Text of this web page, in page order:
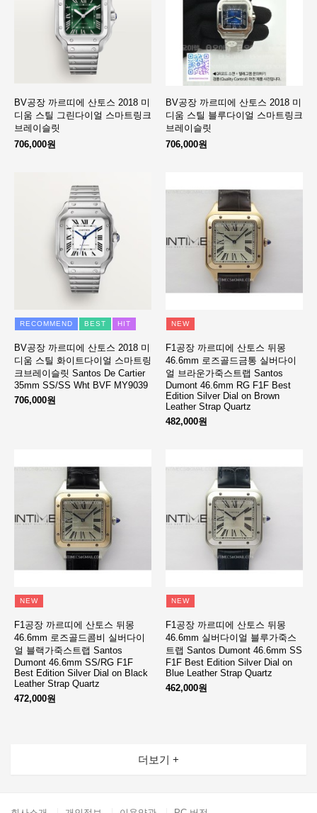
BV공장 까르띠에 산토스 2018 미
디움 스틸 그린다이얼 스마트링크
브레이슬릿
706,000원
BV공장 까르띠에 산토스 2018 미
디움 스틸 블루다이얼 스마트링크
브레이슬릿
706,000원
RECOMMEND BEST HIT
BV공장 까르띠에 산토스 2018 미
디움 스틸 화이트다이얼 스마트링
크브레이슬릿 Santos De Cartier
35mm SS/SS Wht BVF MY9039
706,000원
NEW
F1공장 까르띠에 산토스 뒤몽
46.6mm 로즈골드금통 실버다이
얼 브라운가죽스트랩 Santos
Dumont 46.6mm RG F1F Best
Edition Silver Dial on Brown
Leather Strap Quartz
482,000원
NEW
F1공장 까르띠에 산토스 뒤몽
46.6mm 로즈골드콤비 실버다이
얼 블랙가죽스트랩 Santos
Dumont 46.6mm SS/RG F1F
Best Edition Silver Dial on Black
Leather Strap Quartz
472,000원
NEW
F1공장 까르띠에 산토스 뒤몽
46.6mm 실버다이얼 블루가죽스
트랩 Santos Dumont 46.6mm SS
F1F Best Edition Silver Dial on
Blue Leather Strap Quartz
462,000원
더보기 +